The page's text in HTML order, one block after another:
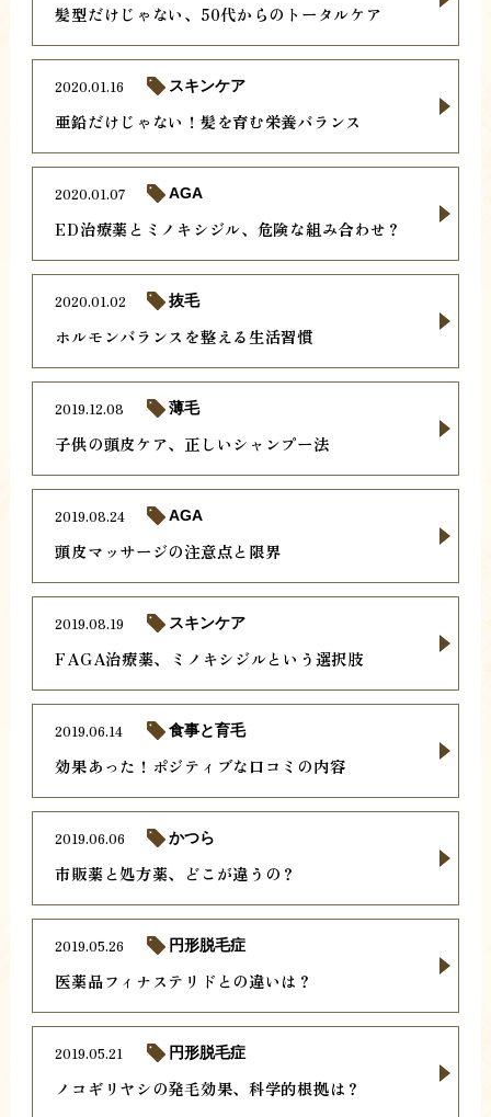
髪型だけじゃない、50代からのトータルケア
亜鉛だけじゃない！髪を育む栄養バランス
2020.01.16 スキンケア
ED治療薬とミノキシジル、危険な組み合わせ？
2020.01.07 AGA
ホルモンバランスを整える生活習慣
2020.01.02 抜毛
子供の頭皮ケア、正しいシャンプー法
2019.12.08 薄毛
頭皮マッサージの注意点と限界
2019.08.24 AGA
FAGA治療薬、ミノキシジルという選択肢
2019.08.19 スキンケア
効果あった！ポジティブな口コミの内容
2019.06.14 食事と育毛
市販薬と処方薬、どこが違うの？
2019.06.06 かつら
医薬品フィナステリドとの違いは？
2019.05.26 円形脱毛症
ノコギリヤシの発毛効果、科学的根拠は？
2019.05.21 円形脱毛症